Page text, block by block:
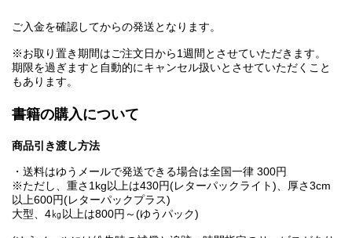
ご入金を確認してからの発送となります。
※お取り置き期間はご注文日から1週間とさせていただきます。
期限を過ぎますと自動的にキャンセル扱いとさせていただくこと
もあります。
書籍の購入について
商品引き渡し方法
・送料はゆうメールで発送できる場合は全国一律 300円
※ただし、重さ1kg以上は430円(レターパックライト)、厚さ3cm
以上600円(レターパックプラス)
大型、4㎏以上は800円～(ゆうパック)